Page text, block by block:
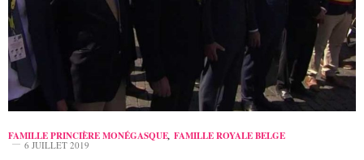
FAMILLE PRINCIÈRE MONÉGASQUE, FAMILLE ROYALE BELGE
6 JUILLET 2019